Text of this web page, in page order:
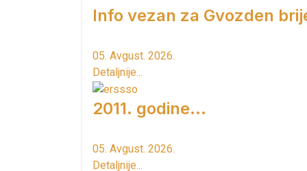
Info vezan za Gvozden
05. Avgust. 2026.
Detaljnije...
2011. godine...
05. Avgust. 2026.
Detaljnije...